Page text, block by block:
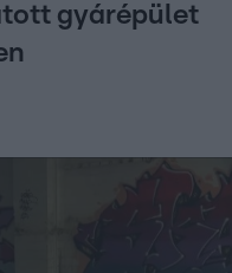
gyárépület